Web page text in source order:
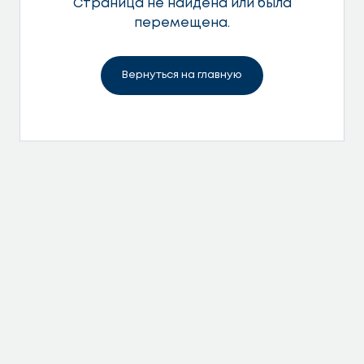
Страница не найдена или была
перемещена.
Вернуться на главную